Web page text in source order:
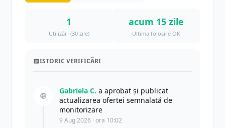
1
Utilizări (30 zile)
acum 15 zile
Ultima folosire OK
ISTORIC VERIFICĂRI
Gabriela C. a aprobat și publicat
actualizarea ofertei semnalată de
monitorizare
9 Aug 2026 · ora 10:02